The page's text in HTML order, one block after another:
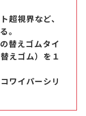
超視界など、
。
替えゴムタイ
えゴム）を１
ワイパーシリ